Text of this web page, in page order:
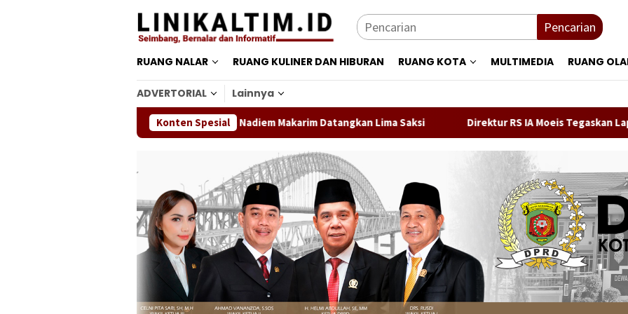
Pencarian
RUANG NALAR RUANG KULINER DAN HIBURAN RUANG KOTA MULTIMEDIA RUANG
ADVERTORIAL Lainnya
Konten Spesial
Sidang Banding Perdana Nadiem Makarim Datangkan Lima Saksi Direktur RS IA Moeis Tegaskan Laporan ke